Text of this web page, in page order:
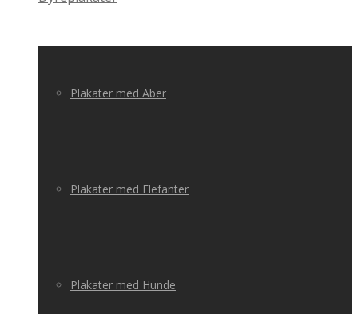
Plakater med Aber
Plakater med Elefanter
Plakater med Hunde